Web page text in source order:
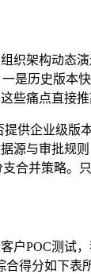
织架构动态
是历史版
痛点直接
供企业级
源与审批规
合并策略
POC测试
得分如下表